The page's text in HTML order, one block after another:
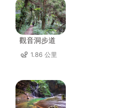
觀音洞步道
1.86 公里